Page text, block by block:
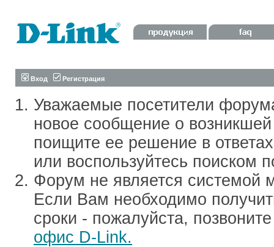
Вход Регистрация
Уважаемые посетители
новое сообщение о
поищите ее решение в
или воспользуйтесь поиском
Форум не является системой
Если Вам необходимо
сроки - пожалуйста,
офис D-Link.